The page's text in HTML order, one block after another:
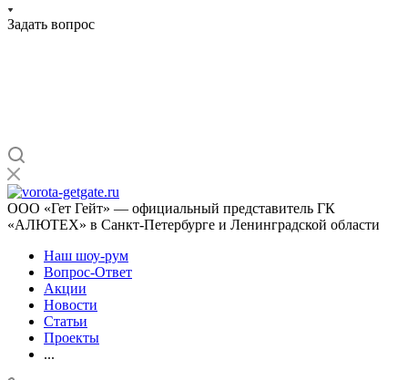
Задать вопрос
ООО «Гет Гейт» — официальный представитель ГК
«АЛЮТЕХ» в Санкт-Петербурге и Ленинградской области
Наш шоу-рум
Вопрос-Ответ
Акции
Новости
Статьи
Проекты
...